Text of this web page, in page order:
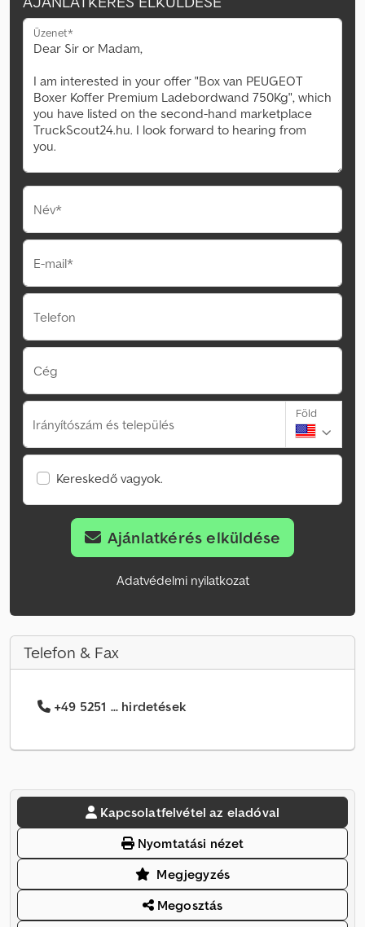
Üzenet*
Név*
E-mail*
Telefon
Cég
Irányítószám és település
Föld
Kereskedő vagyok.
Ajánlatkérés elküldése
Adatvédelmi nyilatkozat
Telefon & Fax
+49 5251 ... hirdetések
Kapcsolatfelvétel az eladóval
Nyomtatási nézet
Megjegyzés
Megosztás